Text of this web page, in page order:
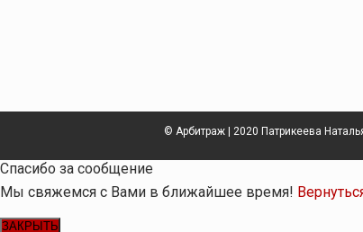
© Арбитраж | 2020 Патрикеева
Спасибо за сообщение
Мы свяжемся с Вами в ближайшее время!
ЗАКРЫТЬ